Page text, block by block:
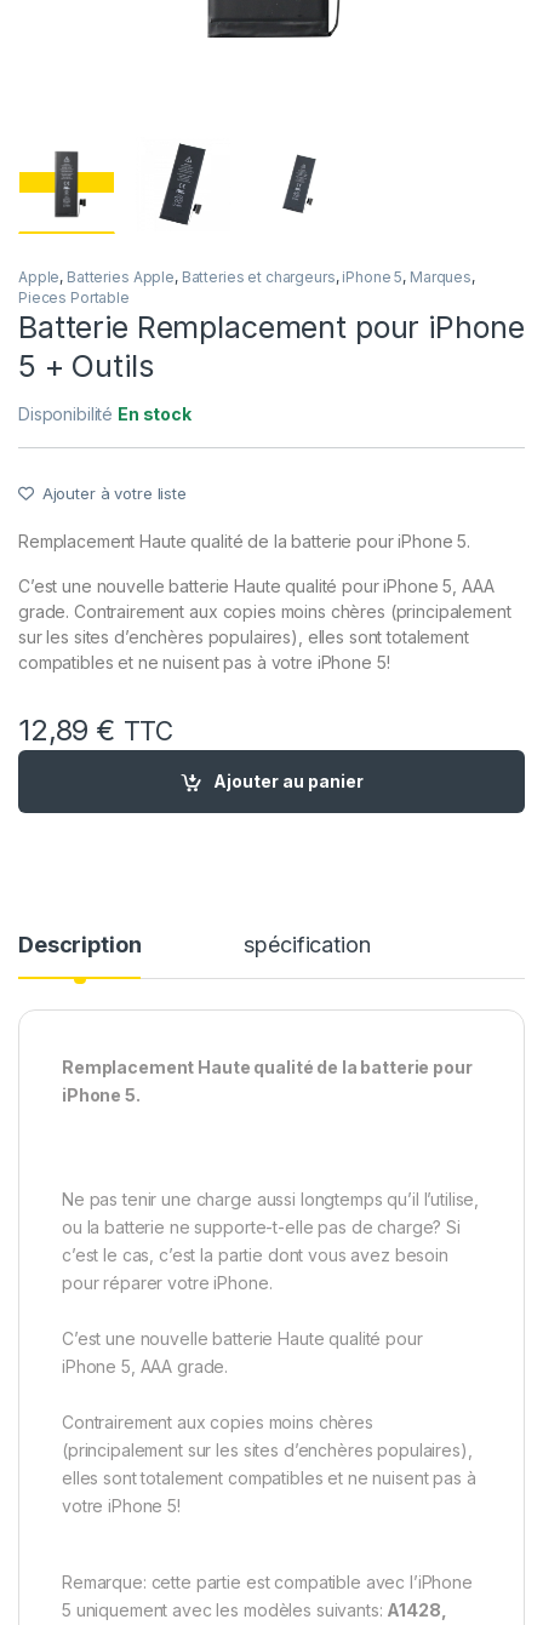
Apple, Batteries Apple, Batteries et chargeurs, iPhone 5, Marques,
Pieces Portable
Batterie Remplacement pour iPhone
5 + Outils
Disponibilité En stock
Ajouter à votre liste
Remplacement Haute qualité de la batterie pour iPhone 5.
C’est une nouvelle batterie Haute qualité pour iPhone 5, AAA
grade. Contrairement aux copies moins chères (principalement
sur les sites d’enchères populaires), elles sont totalement
compatibles et ne nuisent pas à votre iPhone 5!
12,89 € TTC
quantité de Batterie Remplacement pour iPhone 5 + Outils
Ajouter au panier
Description spécification
Remplacement Haute qualité de la batterie pour
iPhone 5.
Ne pas tenir une charge aussi longtemps qu’il l’utilise,
ou la batterie ne supporte-t-elle pas de charge? Si
c’est le cas, c’est la partie dont vous avez besoin
pour réparer votre iPhone.
C’est une nouvelle batterie Haute qualité pour
iPhone 5, AAA grade.
Contrairement aux copies moins chères
(principalement sur les sites d’enchères populaires),
elles sont totalement compatibles et ne nuisent pas à
votre iPhone 5!
Remarque: cette partie est compatible avec l’iPhone
5 uniquement avec les modèles suivants: A1428,